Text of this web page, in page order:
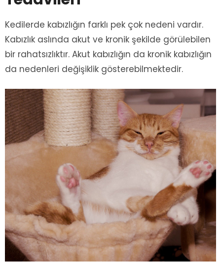
Kedilerde kabızlığın farklı pek çok nedeni vardır.
Kabızlık aslında akut ve kronik şekilde görülebilen
bir rahatsızlıktır. Akut kabızlığın da kronik kabızlığın
da nedenleri değişiklik gösterebilmektedir.